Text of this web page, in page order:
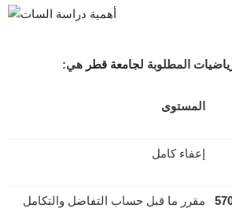
المطلوبة لجامعة قطر هي:
المستوى
إعفاء كامل
مقرر ما قبل حساب التفاضل والتكامل